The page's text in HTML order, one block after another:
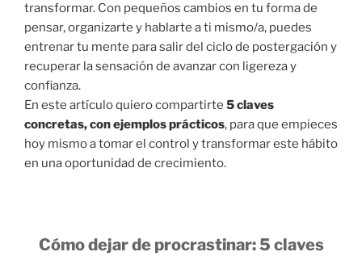
transformar. Con pequeños cambios en tu forma de
pensar, organizarte y hablarte a ti mismo/a, puedes
entrenar tu mente para salir del ciclo de postergación y
recuperar la sensación de avanzar con ligereza y
confianza.
En este artículo quiero compartirte 5 claves
concretas, con ejemplos prácticos, para que empieces
hoy mismo a tomar el control y transformar este hábito
en una oportunidad de crecimiento.
Cómo dejar de procrastinar: 5 claves